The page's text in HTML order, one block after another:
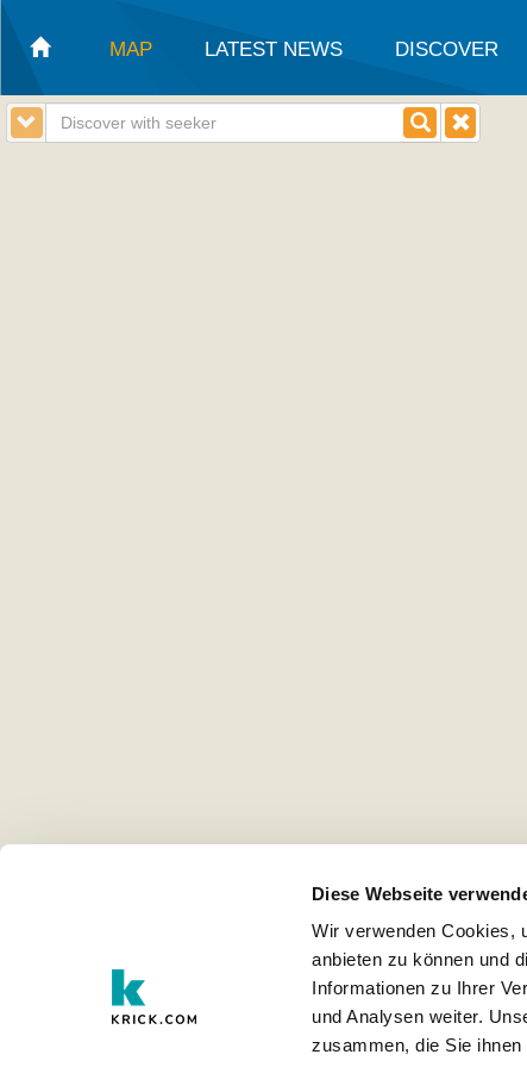
Diese Webseite
Wir verwenden Cookies,
anbieten zu können und
Informationen zu Ihrer
und Analysen weiter.
zusammen, die Sie
MAP LATEST NEWS DISCOVER